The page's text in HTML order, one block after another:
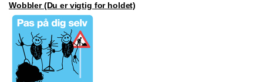
Wobbler (Du er vigtig for holdet)